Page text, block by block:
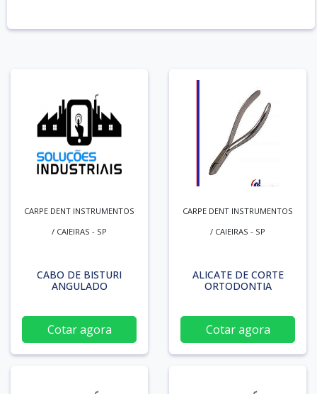
CARPE DENT INSTRUMENTOS
/ CAIEIRAS - SP
CABO DE BISTURI
ANGULADO
Cotar agora
CARPE DENT INSTRUMENTOS
/ CAIEIRAS - SP
ALICATE DE CORTE
ORTODONTIA
Cotar agora